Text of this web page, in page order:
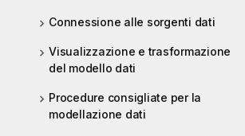
Connessione alle sorgenti dati
Visualizzazione e trasformazione
del modello dati
Procedure consigliate per la
modellazione dati